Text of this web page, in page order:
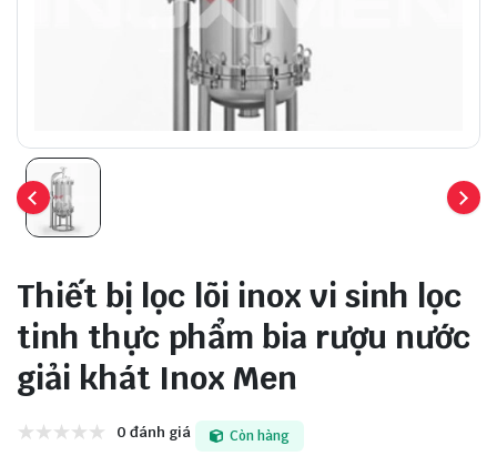
Thiết bị lọc lõi inox vi sinh lọc
tinh thực phẩm bia rượu nước
giải khát Inox Men
0 đánh giá Còn hàng